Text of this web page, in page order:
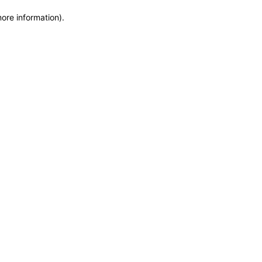
information).